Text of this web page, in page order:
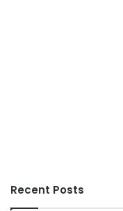
Recent Posts